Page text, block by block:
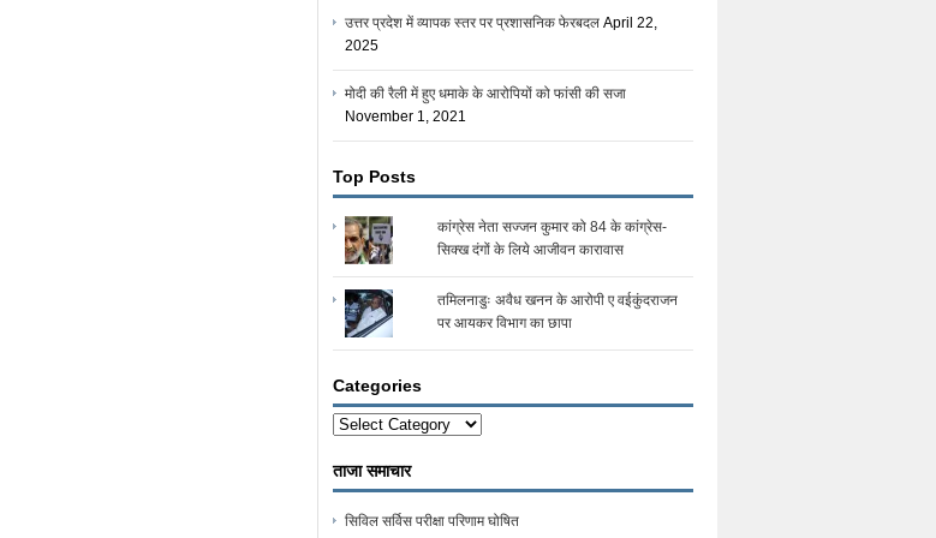
उत्तर प्रदेश में व्यापक स्तर पर प्रशासनिक फेरबदल April 22,
2025
मोदी की रैली में हुए धमाके के आरोपियों को फांसी की सजा
November 1, 2021
Top Posts
कांग्रेस नेता सज्जन कुमार को 84 के कांग्रेस-
सिक्ख दंगों के लिये आजीवन कारावास
तमिलनाडुः अवैध खनन के आरोपी ए वईकुंदराजन
पर आयकर विभाग का छापा
Categories
Categories
ताजा समाचार
सिविल सर्विस परीक्षा परिणाम घोषित